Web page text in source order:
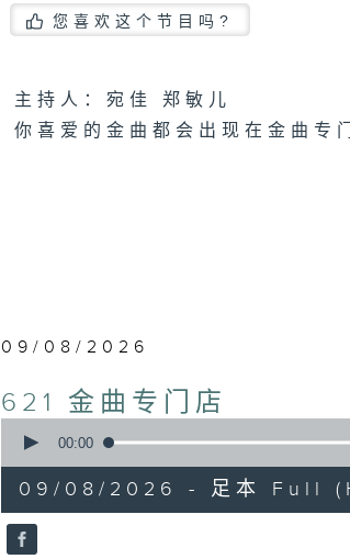
您喜欢这个节目吗?
主持人：宛佳 郑敏儿
你喜爱的金曲都会出现在金曲专
09/08/2026
621 金曲专门店
seconds
hours,
19
minutes,
59
00:00
09/08/2026 - 足本 Full